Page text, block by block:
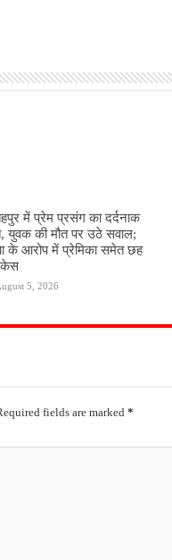
में प्रेम प्रसंग का दर्दनाक
युवक की मौत पर उठे सवाल;
के आरोप में प्रेमिका समेत छह
केस
5, 2026
fields are marked *